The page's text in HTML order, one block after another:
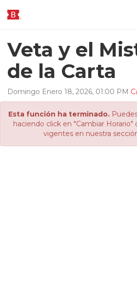
Veta y el
de la Carta
Domingo Enero 18, 2026, 01:00 PM
Esta función ha terminado.
haciendo click en "Cambiar
vigentes en nuestra